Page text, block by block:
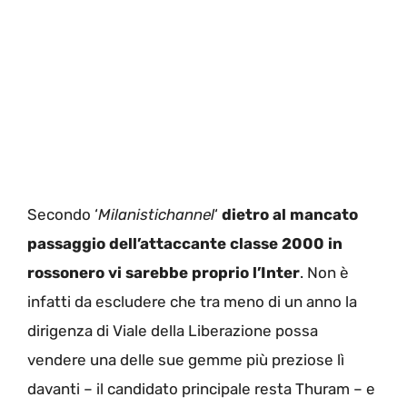
Secondo ‘Milanistichannel‘ dietro al mancato
passaggio dell’attaccante classe 2000 in
rossonero vi sarebbe proprio l’Inter. Non è
infatti da escludere che tra meno di un anno la
dirigenza di Viale della Liberazione possa
vendere una delle sue gemme più preziose lì
davanti – il candidato principale resta Thuram – e